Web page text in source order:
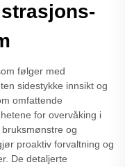
følger med
sidestykke innsikt og
omfattende
for overvåking i
og
proaktiv forvaltning og
De detaljerte